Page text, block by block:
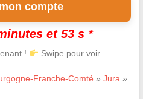
compte
et 53 s *
! Swipe pour voir
Franche-Comté » Jura »